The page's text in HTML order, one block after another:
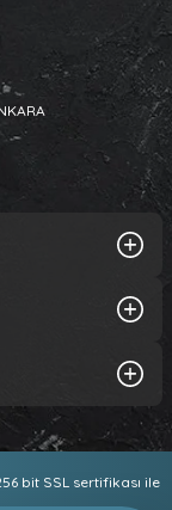
bit SSL sertifikası ile